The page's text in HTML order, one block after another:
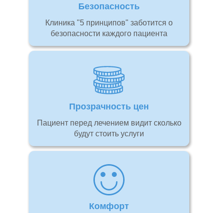
Безопасность
Клиника "5 принципов" заботится о
безопасности каждого пациента
Прозрачность цен
Пациент перед лечением видит сколько
будут стоить услуги
Комфорт